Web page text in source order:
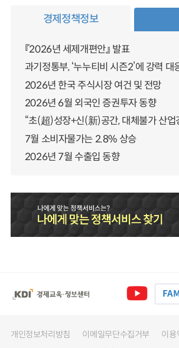
경제정책정보
『2026년 세제개편안』 발표
과기정통부, ‘누누티비 시즌2’에 강력 대
2026년 한국 주식시장 여건 및 전망
2026년 6월 외국인 증권투자 동향
“초(超)성장+신(新)공간, 대체불가 산업
7월 소비자물가는 2.8% 상승
2026년 7월 수출입 동향
개인정보처리방침 이메일무단수집거부 이용